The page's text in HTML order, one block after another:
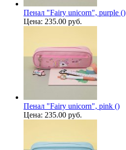
Пенал "Fairy unicorn", purple ()
Цена: 235.00 руб.
Пенал "Fairy unicorn", pink ()
Цена: 235.00 руб.